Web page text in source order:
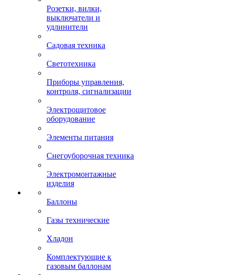
Розетки, вилки,
выключатели и
удлинители
Садовая техника
Светотехника
Приборы управления,
контроля, сигнализации
Электрощитовое
оборудование
Элементы питания
Снегоуборочная техника
Электромонтажные
изделия
Баллоны
Газы технические
Хладон
Комплектующие к
газовым баллонам